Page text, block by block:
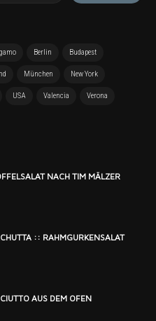
Berlin Budapest
München New York
USA Valencia Verona
NACH TIM MÄLZER
:: RAHMGURKENSALAT
AUS DEM OFEN